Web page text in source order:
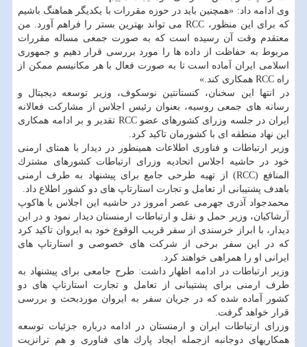
وی ادامه داد: «همچنین باید در حوزه مقررات با یكدیگر هماهنگ باشیم
كه برای این منظور، RCC می تواند بهترین بستر را فراهم آورد. من
معتقدم وقت آن رسیده است كه به صورت جمعی مساله مقررات
مربوط به حفاظت از داده ها را مورد بررسی قرار دهیم و جمهوری
اسلامی ایران آماده است تا به صورت فعال با هر مكانیسم ممكن از
راه RCC همكاری كند.»
در انتها این سخنان، كنستانتین نوسكوف، وزیر توسعه دیجیتال و
رسانه های جمعی روسیه، بعنوان رئیس اجلاس از مشاركت فعالانه
ایران در جلسه وزرای كشورهای عضو RCC تقدیر و بر ادامه همكاری
این نهاد منطقه ای با كشورمان تاكید كرد.
وزیر ارتباطات و فناوری اطلاعات همینطور در دیدار با همتای ارمنی
خود در حاشیه اجلاس اتحادیه وزرای ارتباطات كشورهای مشترك
المنافع (RCC) از تهیه طرحی جامع برای پیشنهاد به طرف ارمنی
باهدف پشتیبانی از تعامل و تجارت استارتاپ های دو كشور اطلاع داد.
محمدجواد آذری جهرمی عصر امروز در حاشیه این اجلاس با هاكوپ
آرشاكیان، وزیر حمل و نقل و ارتباطات ارمنستان دیدار نمود و در این
دیدار، با ابراز خرسندی از سفر قریب الوقوع خود به ایروان تاكید كرد
كه در این سفر برخی از شركت های خصوصی و استارتاپ های
ایرانی او را همراهی خواهند كرد.
وزیر ارتباطات در ادامه اظهار داشت: طرح جامعی برای پیشنهاد به
طرف ارمنی برای پشتیبانی از تعامل و تجارت استارتاپ های دو
كشور آماده شده كه در جریان سفر به ایروان موردبحث و بررسی
قرار خواهد گرفت.
وزرای ارتباطات ایران و ارمنستان در ادامه درباره جزئیات توسعه
همكاریهای دوجانبه ازجمله ایجاد پارك های فناوری و هم ترانزیت